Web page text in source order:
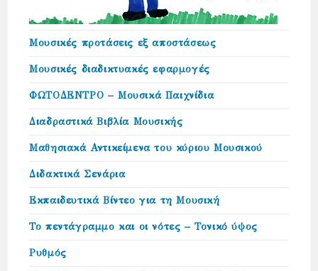
Μουσικές προτάσεις εξ αποστάσεως
Μουσικές διαδικτυακές εφαρμογές
ΦΩΤΟΔΕΝΤΡΟ – Μουσικά Παιχνίδια
Διαδραστικά Βιβλία Μουσικής
Μαθησιακά Αντικείμενα του κύριου Μουσικού
Διδακτικά Σενάρια
Εκπαιδευτικά Βίντεο για τη Μουσική
Το πεντάγραμμο και οι νότες – Τονικό ύψος
Ρυθμός